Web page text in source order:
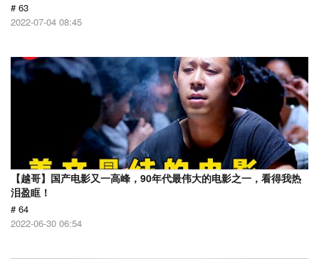
# 63
2022-07-04 08:45
【越哥】国产电影又一高峰，90年代最伟大的电影之一，看得我热
泪盈眶！
# 64
2022-06-30 06:54